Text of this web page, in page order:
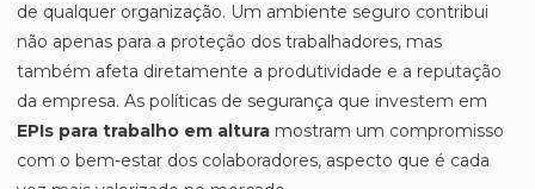
de qualquer organização. Um ambiente seguro contribui
não apenas para a proteção dos trabalhadores, mas
também afeta diretamente a produtividade e a reputação
da empresa. As políticas de segurança que investem em
EPIs para trabalho em altura mostram um compromisso
com o bem-estar dos colaboradores, aspecto que é cada